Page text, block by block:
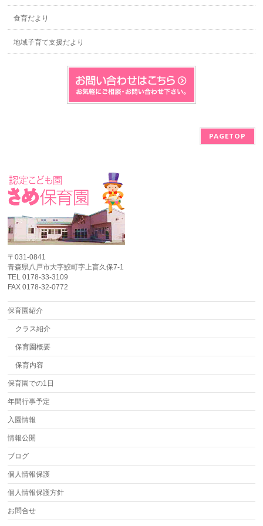
食育だより
地域子育て支援だより
PAGETOP
〒031-0841
青森県八戸市大字鮫町字上盲久保7-1
TEL 0178-33-3109
FAX 0178-32-0772
保育園紹介
クラス紹介
保育園概要
保育内容
保育園での1日
年間行事予定
入園情報
情報公開
ブログ
個人情報保護
個人情報保護方針
お問合せ